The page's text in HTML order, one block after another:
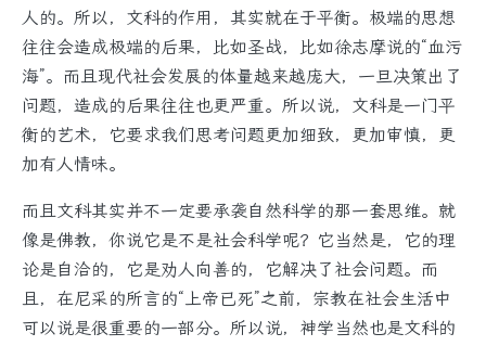
人的。所以，文科的作用，其实就在于平衡。极端的思想
往往会造成极端的后果，比如圣战，比如徐志摩说的“血污
海”。而且现代社会发展的体量越来越庞大，一旦决策出了
问题，造成的后果往往也更严重。所以说，文科是一门平
衡的艺术，它要求我们思考问题更加细致，更加审慎，更
加有人情味。
而且文科其实并不一定要承袭自然科学的那一套思维。就
像是佛教，你说它是不是社会科学呢？它当然是，它的理
论是自洽的，它是劝人向善的，它解决了社会问题。而
且，在尼采的所言的“上帝已死”之前，宗教在社会生活中
可以说是很重要的一部分。所以说，神学当然也是文科的